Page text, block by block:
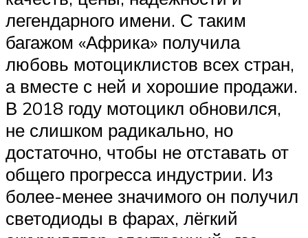
легендарного имени. С таким
багажом «Африка» получила
любовь мотоциклистов всех стран,
а вместе с ней и хорошие продажи.
В 2018 году мотоцикл обновился,
не слишком радикально, но
достаточно, чтобы не отставать от
общего прогресса индустрии. Из
более-менее значимого он получил
светодиоды в фарах, лёгкий